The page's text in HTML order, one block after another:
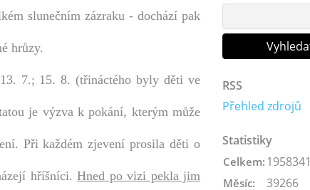
slunečním zázraku - dochází pak
hrůzy.
7.; 15. 8. (třináctého byly děti ve
je výzva k pokání, kterým může
Při každém zjevení prosila děti o
hříšníci.Hned po vizi pekla jim
RSS
Přehled zdrojů
Statistiky
Celkem: 1958341
Měsíc: 39266